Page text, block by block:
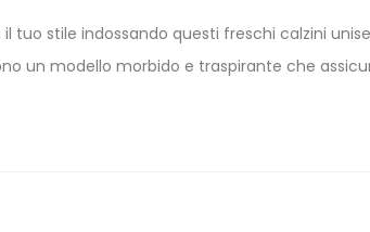
tuo stile indossando questi freschi calzini
un modello morbido e traspirante che